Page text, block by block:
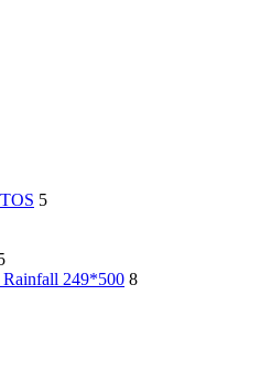
5
249*500 8